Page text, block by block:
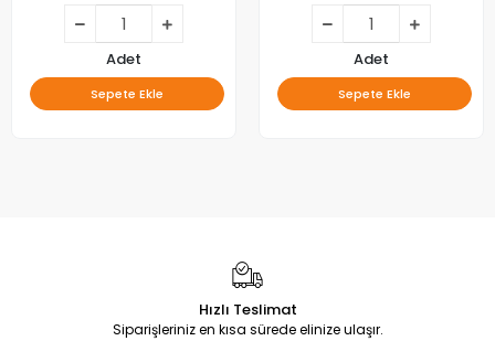
Adet
Sepete Ekle
Adet
Sepete Ekle
Hızlı Teslimat
Siparişleriniz en kısa sürede elinize ulaşır.